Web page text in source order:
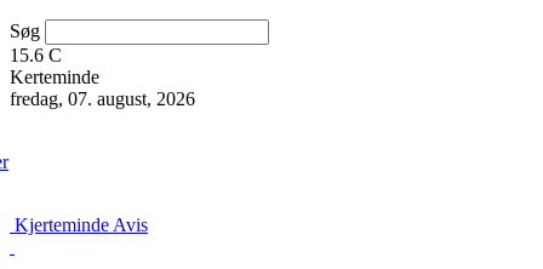
Søg
15.6 C
Kerteminde
fredag, 07. august, 2026
Kjerteminde Avis